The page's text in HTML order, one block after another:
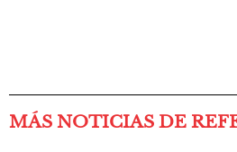
MÁS NOTICIAS DE